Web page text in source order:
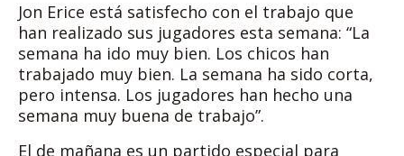
Jon Erice está satisfecho con el trabajo que
han realizado sus jugadores esta semana: “La
semana ha ido muy bien. Los chicos han
trabajado muy bien. La semana ha sido corta,
pero intensa. Los jugadores han hecho una
semana muy buena de trabajo”.
El de mañana es un partido especial para